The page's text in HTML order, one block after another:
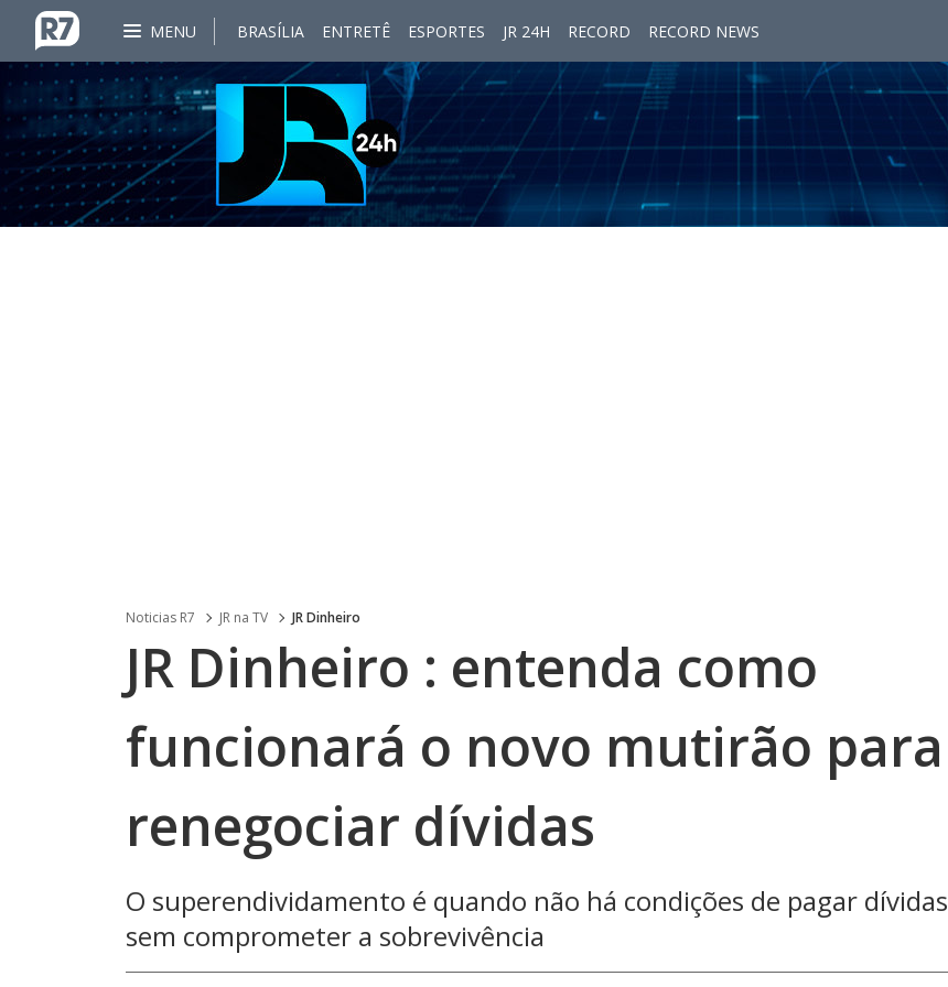
MENU BRASÍLIA ENTRETÊ ESPORTES JR 24H RECORD RECORD NEWS
Noticias R7 JR na TV JR Dinheiro
JR Dinheiro : entenda como
funcionará o novo mutirão para
renegociar dívidas
O superendividamento é quando não há condições de pagar dívidas
sem comprometer a sobrevivência